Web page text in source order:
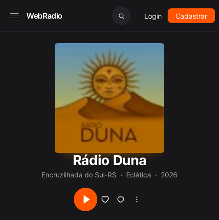
WebRadio Login Cadastrar
Rádio Duna
Encruzilhada do Sul-RS Eclética 2026